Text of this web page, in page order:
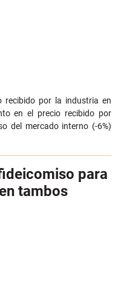
recibido por la industria en
en el precio recibido por
del mercado interno (-6%)
para
tambos